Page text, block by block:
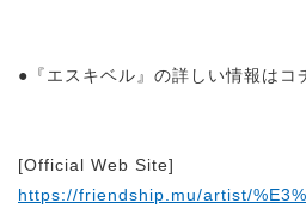
●『エスキベル 』の詳しい情報はコ
[Official Web Site]
https://friendship.mu/artist/